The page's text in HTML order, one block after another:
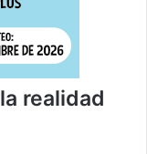
realidad